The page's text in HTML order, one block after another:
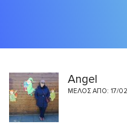
Angel
ΜΈΛΟΣ ΑΠΌ: 17/